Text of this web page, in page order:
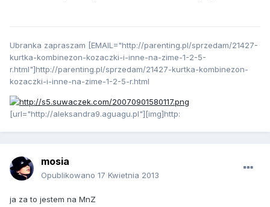
Ubranka zapraszam [EMAIL="http://parenting.pl/sprzedam/21427-
kurtka-kombinezon-kozaczki-i-inne-na-zime-1-2-5-
r.html"]http://parenting.pl/sprzedam/21427-kurtka-kombinezon-
kozaczki-i-inne-na-zime-1-2-5-r.html
[url="http://aleksandra9.aguagu.pl"][img]http:
mosia
Opublikowano 17 Kwietnia 2013
ja za to jestem na MnZ